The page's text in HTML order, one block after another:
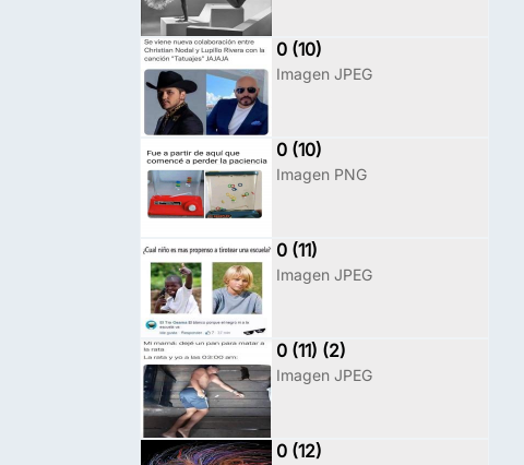
0 (10)
Imagen JPEG
0 (10)
Imagen PNG
0 (11)
Imagen JPEG
0 (11) (2)
Imagen JPEG
0 (12)